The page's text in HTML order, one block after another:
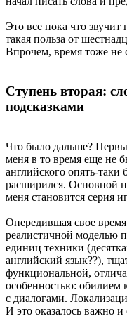
Это все пока что
такая польза от
Впрочем, время тоже не
Ступень вторая:
подсказками
Что было дальше?
меня в то время еще не
английского опять-таки
расширился. Основной
меня становится серия
Опередившая свое
реалистичной моделью
единиц техники
английский язык??),
функциональной,
особенностью: обилием
с диалогами.
И это оказалось важно